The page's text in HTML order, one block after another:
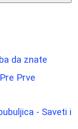
da znate
Prve
- Saveti i